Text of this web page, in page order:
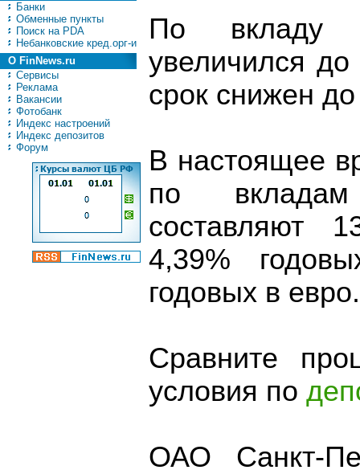
Банки
Обменные пункты
Поиск на PDA
Небанковские кред.орг-и
О FinNews.ru
Сервисы
Реклама
Вакансии
Фотобанк
Индекс настроений
Индекс депозитов
Форум
По вкладу
увеличился
срок снижен
В настоящее
по вкладам
составляют
4,39%
годовых в евро.
Сравните
условия по
ОАО Санкт-